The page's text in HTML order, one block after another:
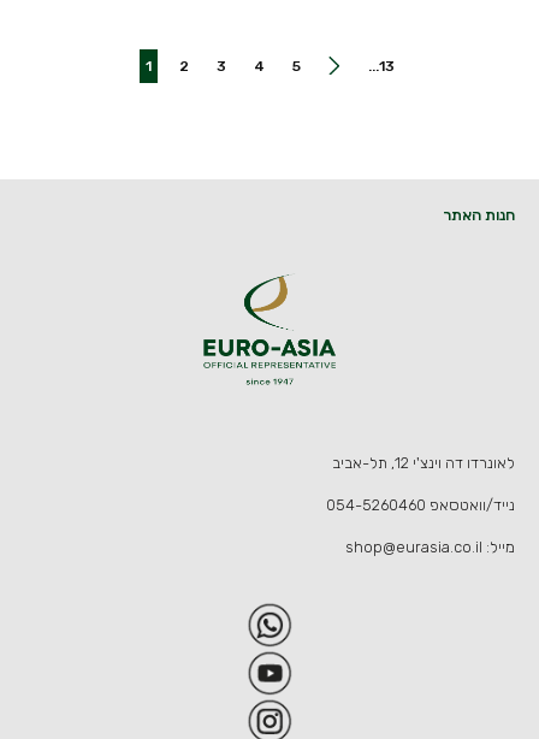
13...
5
4
3
2
1
חנות האתר
לאונרדו דה וינצ'י 12, תל-אביב
נייד/וואטסאפ 054-5260460
מייל: shop@eurasia.co.il